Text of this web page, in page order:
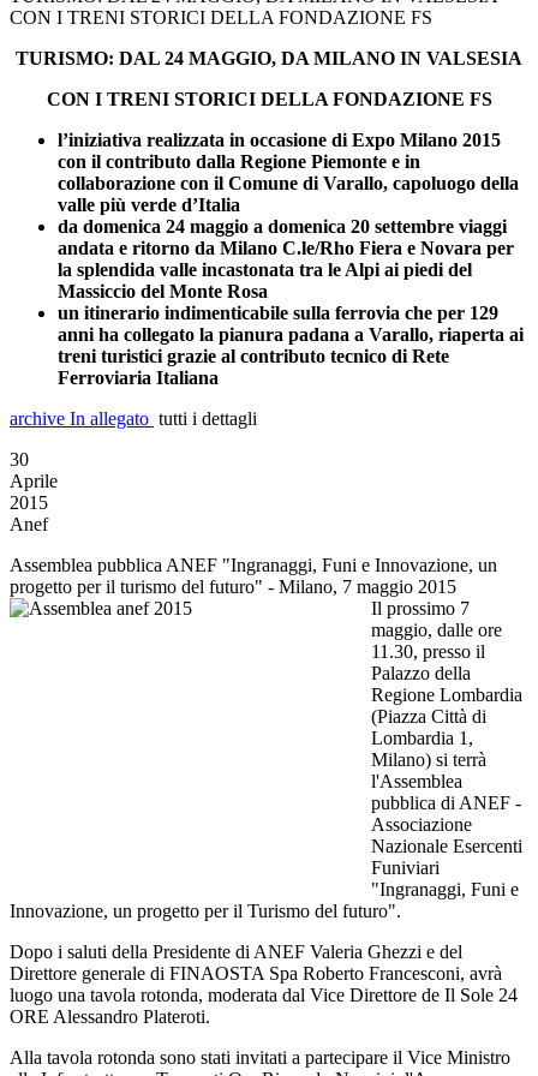
CON I TRENI STORICI DELLA FONDAZIONE FS
TURISMO: DAL 24 MAGGIO, DA MILANO IN VALSESIA
CON I TRENI STORICI DELLA FONDAZIONE FS
l’iniziativa realizzata in occasione di Expo Milano 2015
con il contributo dalla Regione Piemonte e in
collaborazione con il Comune di Varallo, capoluogo della
valle più verde d’Italia
da domenica 24 maggio a domenica 20 settembre viaggi
andata e ritorno da Milano C.le/Rho Fiera e Novara per
la splendida valle incastonata tra le Alpi ai piedi del
Massiccio del Monte Rosa
un itinerario indimenticabile sulla ferrovia che per 129
anni ha collegato la pianura padana a Varallo, riaperta ai
treni turistici grazie al contributo tecnico di Rete
Ferroviaria Italiana
archive In allegato tutti i dettagli
30
Aprile
2015
Anef
Assemblea pubblica ANEF "Ingranaggi, Funi e Innovazione, un
progetto per il turismo del futuro" - Milano, 7 maggio 2015
Il prossimo 7
maggio, dalle ore
11.30, presso il
Palazzo della
Regione Lombardia
(Piazza Città di
Lombardia 1,
Milano) si terrà
l'Assemblea
pubblica di ANEF -
Associazione
Nazionale Esercenti
Funiviari
"Ingranaggi, Funi e
Innovazione, un progetto per il Turismo del futuro".
Dopo i saluti della Presidente di ANEF Valeria Ghezzi e del
Direttore generale di FINAOSTA Spa Roberto Francesconi, avrà
luogo una tavola rotonda, moderata dal Vice Direttore de Il Sole 24
ORE Alessandro Plateroti.
Alla tavola rotonda sono stati invitati a partecipare il Vice Ministro